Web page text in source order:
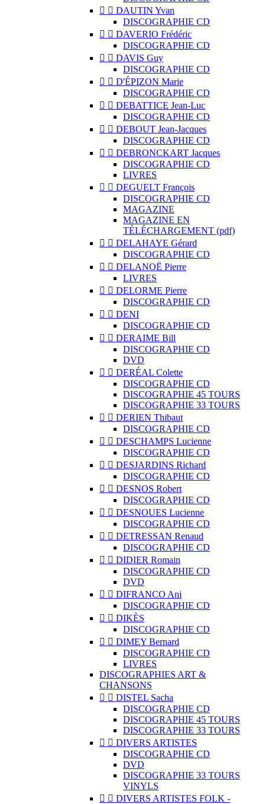
  DAUTIN Yvan
DISCOGRAPHIE CD
  DAVERIO Frédéric
DISCOGRAPHIE CD
  DAVIS Guy
DISCOGRAPHIE CD
  D'ÉPIZON Marie
DISCOGRAPHIE CD
  DEBATTICE Jean-Luc
DISCOGRAPHIE CD
  DEBOUT Jean-Jacques
DISCOGRAPHIE CD
  DEBRONCKART Jacques
DISCOGRAPHIE CD
LIVRES
  DEGUELT François
DISCOGRAPHIE CD
MAGAZINE
MAGAZINE EN
TÉLÉCHARGEMENT (pdf)
  DELAHAYE Gérard
DISCOGRAPHIE CD
  DELANOË Pierre
LIVRES
  DELORME Pierre
DISCOGRAPHIE CD
  DENI
DISCOGRAPHIE CD
  DERAIME Bill
DISCOGRAPHIE CD
DVD
  DERÉAL Colette
DISCOGRAPHIE CD
DISCOGRAPHIE 45 TOURS
DISCOGRAPHIE 33 TOURS
  DERIEN Thibaut
DISCOGRAPHIE CD
  DESCHAMPS Lucienne
DISCOGRAPHIE CD
  DESJARDINS Richard
DISCOGRAPHIE CD
  DESNOS Robert
DISCOGRAPHIE CD
  DESNOUES Lucienne
DISCOGRAPHIE CD
  DETRESSAN Renaud
DISCOGRAPHIE CD
  DIDIER Romain
DISCOGRAPHIE CD
DVD
  DIFRANCO Ani
DISCOGRAPHIE CD
  DIKÈS
DISCOGRAPHIE CD
  DIMEY Bernard
DISCOGRAPHIE CD
LIVRES
DISCOGRAPHIES ART &
CHANSONS
  DISTEL Sacha
DISCOGRAPHIE CD
DISCOGRAPHIE 45 TOURS
DISCOGRAPHIE 33 TOURS
  DIVERS ARTISTES
DISCOGRAPHIE CD
DVD
DISCOGRAPHIE 33 TOURS
VINYLS
  DIVERS ARTISTES FOLK -